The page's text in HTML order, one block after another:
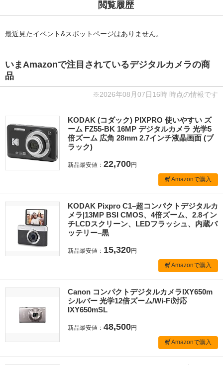
閲覧履歴
最近見たイベント&スポットページはありません。
いまAmazonで注目されているデジタルカメラの商
品
※2026年08月07日16時 時点の情報です
KODAK (コダック) PIXPRO 使いやすい ズ
ーム FZ55-BK 16MP デジタルカメラ 光学5
倍ズーム 広角 28mm 2.7インチ液晶画面 (ブ
ラック)
新品最安値： 22,700円
Amazonで購入
KODAK Pixpro C1–超コンパクトデジタルカ
メラ|13MP BSI CMOS、4倍ズーム、2.8イン
チLCDスクリーン、LEDフラッシュ、内蔵バ
ッテリー–黒
新品最安値： 15,320円
Amazonで購入
Canon コンパクトデジタルカメラIXY650m
シルバー 光学12倍ズーム/Wi-Fi対応
IXY650mSL
新品最安値： 48,500円
Amazonで購入